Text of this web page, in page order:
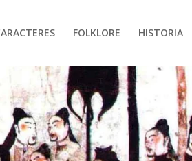
FOLKLORE HISTORIA